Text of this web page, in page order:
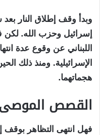
وبدأ وقف إطلاق النار
إسرائيل وحزب الله. لكن
اللبناني عن وقوع عدة
الإسرائيلية. ومنذ ذلك
هجماتهما.
القصص
قائمة
نهاية
فهل انتهى التظاهر بوقف